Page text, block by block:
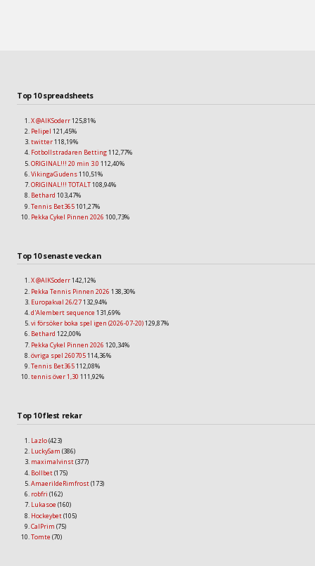
Top 10 spreadsheets
X @AIKSoderr125,81%
Pelipel 121,45%
twitter118,19%
Fotbollstradaren Betting112,77%
ORIGINAL!!! 20 min 3.0 112,40%
VikingaGudens110,51%
ORIGINAL!!! TOTALT108,94%
Bethard 103,47%
Tennis Bet365101,27%
Pekka Cykel Pinnen 2026 100,73%
Top 10 senaste veckan
X @AIKSoderr142,12%
Pekka Tennis Pinnen 2026 138,30%
Europakval 26/27132,94%
d'Alembert sequence131,69%
vi försöker boka spel igen (2026-07-20)129,87%
Bethard 122,00%
Pekka Cykel Pinnen 2026 120,34%
övriga spel 260705114,36%
Tennis Bet365112,08%
tennis över 1,30 111,92%
Top 10 flest rekar
Lazlo(423)
LuckySam (386)
maximalvinst(377)
Bollbet(175)
AmaerildeRimfrost(173)
robfri (162)
Lukasoe (160)
Hockeybet(105)
CalPrim (75)
Tomte (70)